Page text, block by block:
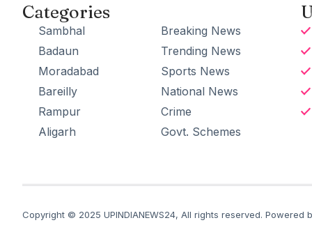
Categories
Sambhal
Badaun
Moradabad
Bareilly
Rampur
Aligarh
Breaking News
Trending News
Sports News
National News
Crime
Govt. Schemes
Copyright © 2025 UPINDIANEWS24, All rights reserved. Powered